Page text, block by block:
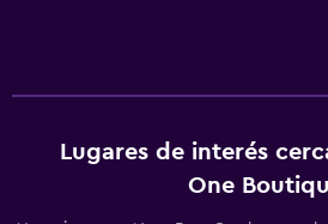
Lugares de interés
One